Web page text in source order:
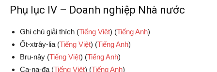
Phụ lục IV – Doanh nghiệp Nhà nước
Ghi chú giải thích (Tiếng Việt) (Tiếng Anh)
Ốt-xtrây-lia (Tiếng Việt) (Tiếng Anh)
Bru-nây (Tiếng Việt) (Tiếng Anh)
Ca-na-đa (Tiếng Việt) (Tiếng Anh)